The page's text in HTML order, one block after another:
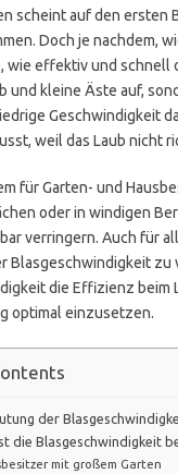
scheint auf den ersten
Doch je nachdem,
wie effektiv und schnell
und kleine Äste auf,
Geschwindigkeit
weil das Laub nicht
für Garten- und
oder in windigen
verringern. Auch für
Blasgeschwindigkeit zu
die Effizienz beim
optimal einzusetzen.
der
die Blasgeschwindigkeit
mit großem Garten